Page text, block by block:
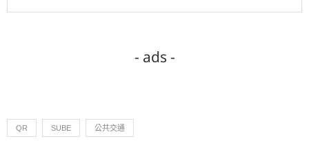
- ads -
QR SUBE 公共交通